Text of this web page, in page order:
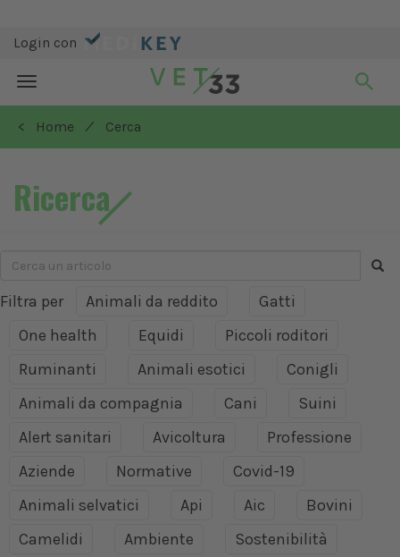
Login con
Toggle
navigation
< Home
/ Cerca
Ricerca
Filtra per Animali da reddito
Gatti
One health
Equidi
Piccoli roditori
Ruminanti
Animali esotici
Conigli
Animali da compagnia
Cani
Suini
Alert sanitari
Avicoltura
Professione
Aziende
Normative
Covid-19
Animali selvatici
Api Aic
Bovini
Camelidi
Ambiente
Sostenibilità